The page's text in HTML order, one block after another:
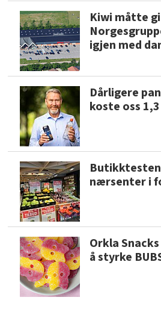
Kiwi måtte
igjen med
Dårligere
koste oss
nærsenter i
Orkla
å styrke